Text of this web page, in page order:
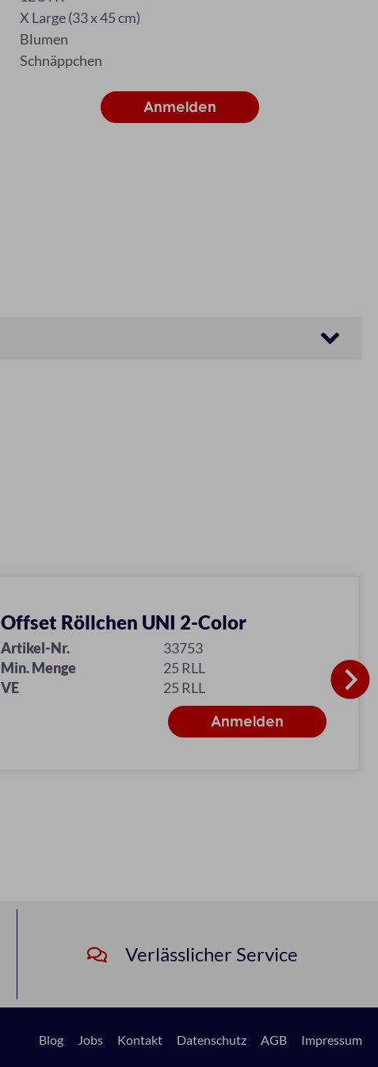
X Large (33 x 45 cm)
Blumen
Schnäppchen
Offset Röllchen UNI 2-Color
Artikel-Nr.
33753
Min. Menge
25 RLL
VE
25 RLL
Verlässlicher Service
Blog Jobs Kontakt Datenschutz AGB Impressum